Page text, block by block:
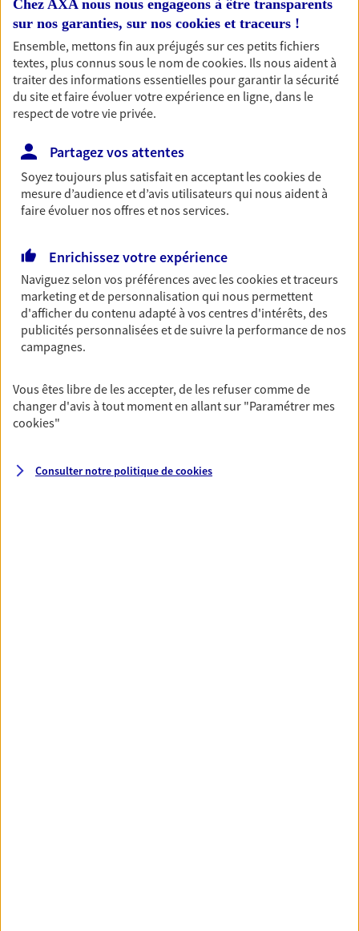
Nos offres phares
Réalisez vos projets grâce à votre épargne : achat
immobilier, études des enfants ou voyage autour
du monde… Épargnez à votre rythme et
simplement, selon votre profil.
Retraite
Préparez sereinement ce nouveau chapitre de
votre vie avec les conseils d'un expert. Découvrez
notre solution PER (Plan Epargne Retraite)
spécialement conçue pour la retraite.
Découvrir l'offre Retraite
Pour un avenir serein, assurez-vous avec notre
contrat prévoyance. Préservez vos proches en cas
Chez AXA nous nous engageons à être transparents
sur nos garanties, sur nos cookies et traceurs !
Ensemble, mettons fin aux préjugés sur ces petits fichiers
textes, plus connus sous le nom decookies. Ils nous aident à
traiter des informations essentielles pour garantir la sécurité
du site et faire évoluer votre expérience en ligne, dans le
respect de votre vie privée.
Partagez vos attentes
Soyez toujours plus satisfait en acceptant lescookiesde
mesure d’audience et d’avis utilisateurs qui nous aident à
faire évoluer nos offres et nos services.
Enrichissez votre expérience
Naviguez selon vos préférences avec lescookies et traceurs
marketing et de personnalisation qui nous permettent
d'afficher du contenu adapté à vos centres d'intérêts, des
publicités personnalisées et de suivre la performance de nos
campagnes.
Vous êtes libre de les accepter, de les refuser comme de
changer d'avis à tout moment en allant sur "Paramétrer mes
cookies"
Consulter notre politique decookies